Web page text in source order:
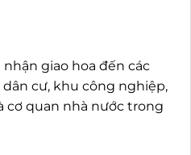
giao hoa đến các
cư, khu công nghiệp,
cơ quan nhà nước trong